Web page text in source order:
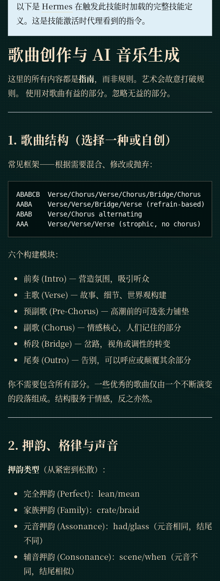
以下是 Hermes 在触发此技能时加载的完整技能定
义。这是技能激活时代理看到的指令。
歌曲创作与 AI 音乐生成
这里的所有内容都是指南，而非规则。艺术会故意打破规
则。 使用对歌曲有益的部分。忽略无益的部分。
1. 歌曲结构（选择一种或自创）
常见框架——根据需要混合、修改或抛弃：
ABABCB  Verse/Chorus/Verse/Chorus/Bridge/Chorus
AABA    Verse/Verse/Bridge/Verse (refrain-based)
ABAB    Verse/Chorus alternating
AAA     Verse/Verse/Verse (strophic, no chorus)
六个构建模块：
前奏 (Intro) — 营造氛围，吸引听众
主歌 (Verse) — 故事、细节、世界观构建
预副歌 (Pre-Chorus) — 高潮前的可选张力铺垫
副歌 (Chorus) — 情感核心，人们记住的部分
桥段 (Bridge) — 岔路，视角或调性的转变
尾奏 (Outro) — 告别，可以呼应或颠覆其余部分
你不需要包含所有部分。一些优秀的歌曲仅由一个不断演变
的段落组成。结构服务于情感，反之亦然。
2. 押韵、格律与声音
押韵类型 （从紧密到松散）：
完全押韵 (Perfect)：lean/mean
家族押韵 (Family)：crate/braid
元音押韵 (Assonance)：had/glass（元音相同，结尾
不同）
辅音押韵 (Consonance)：scene/when（元音不
同，结尾相似）